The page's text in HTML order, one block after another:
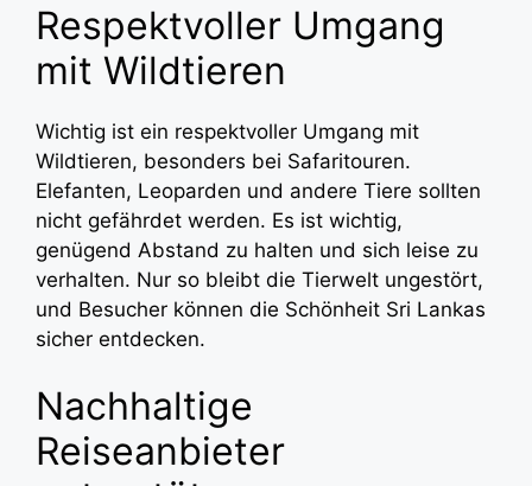
Respektvoller Umgang
mit Wildtieren
Wichtig ist ein respektvoller Umgang mit
Wildtieren, besonders bei Safaritouren.
Elefanten, Leoparden und andere Tiere sollten
nicht gefährdet werden. Es ist wichtig,
genügend Abstand zu halten und sich leise zu
verhalten. Nur so bleibt die Tierwelt ungestört,
und Besucher können die Schönheit Sri Lankas
sicher entdecken.
Nachhaltige
Reiseanbieter